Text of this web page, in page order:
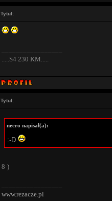
Tytuł:
.....S4 230 KM.....
Tytuł:
necro napisał(a):
:-D
8-)
www.rezacze.pl